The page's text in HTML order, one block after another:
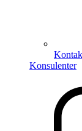
Konsulenter